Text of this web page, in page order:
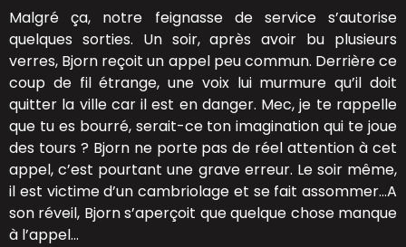
Malgré ça, notre feignasse de service s’autorise
quelques sorties. Un soir, après avoir bu plusieurs
verres, Bjorn reçoit un appel peu commun. Derrière ce
coup de fil étrange, une voix lui murmure qu’il doit
quitter la ville car il est en danger. Mec, je te rappelle
que tu es bourré, serait-ce ton imagination qui te joue
des tours ? Bjorn ne porte pas de réel attention à cet
appel, c’est pourtant une grave erreur. Le soir même,
il est victime d’un cambriolage et se fait assommer…A
son réveil, Bjorn s’aperçoit que quelque chose manque
à l’appel…